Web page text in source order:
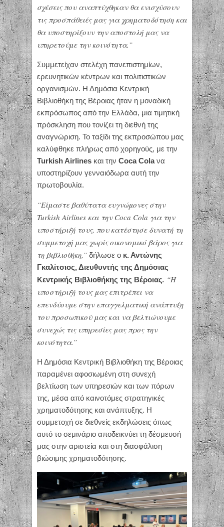
σχέσεις που αναπτύχθηκαν θα ενισχύσουν
τις προσπάθειές μας για χρηματοδότηση και
θα υποστηρίξουν την αποστολή μας να
υπηρετούμε την κοινότητα.”
Συμμετείχαν στελέχη πανεπιστημίων,
ερευνητικών κέντρων και πολιτιστικών
οργανισμών. Η Δημόσια Κεντρική
Βιβλιοθήκη της Βέροιας ήταν η μοναδική
εκπρόσωπος από την Ελλάδα, μια τιμητική
πρόσκληση που τονίζει τη διεθνή της
αναγνώριση. Το ταξίδι της εκπροσώπου μας
καλύφθηκε πλήρως από χορηγούς, με την
Turkish Airlines και την Coca Colaνα
υποστηρίζουν γενναιόδωρα αυτή την
πρωτοβουλία.
“Είμαστε βαθύτατα ευγνώμονες στην
Turkish Airlines και την Coca Cola για την
υποστήριξή τους, που κατέστησε δυνατή τη
συμμετοχή μας χωρίς οικονομικό βάρος για
τη βιβλιοθήκη,” δήλωσε ο κ. Αντώνης
Γκαλίτσιος, Διευθυντής της Δημόσιας
Κεντρικής Βιβλιοθήκης της Βέροιας. “Η
υποστήριξή τους μας επιτρέπει να
επενδύουμε στην επαγγελματική ανάπτυξη
του προσωπικού μας και να βελτιώνουμε
συνεχώς τις υπηρεσίες μας προς την
κοινότητα.”
Η Δημόσια Κεντρική Βιβλιοθήκη της Βέροιας
παραμένει αφοσιωμένη στη συνεχή
βελτίωση των υπηρεσιών και των πόρων
της, μέσα από καινοτόμες στρατηγικές
χρηματοδότησης και ανάπτυξης. Η
συμμετοχή σε διεθνείς εκδηλώσεις όπως
αυτό το σεμινάριο αποδεικνύει τη δέσμευσή
μας στην αριστεία και στη διασφάλιση
βιώσιμης χρηματοδότησης.